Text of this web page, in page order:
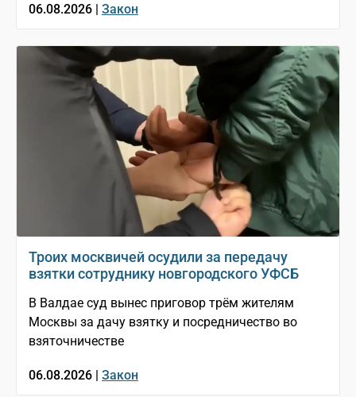
06.08.2026 | Закон
Троих москвичей осудили за передачу
взятки сотруднику новгородского УФСБ
В Валдае суд вынес приговор трём жителям
Москвы за дачу взятку и посредничество во
взяточничестве
06.08.2026 | Закон